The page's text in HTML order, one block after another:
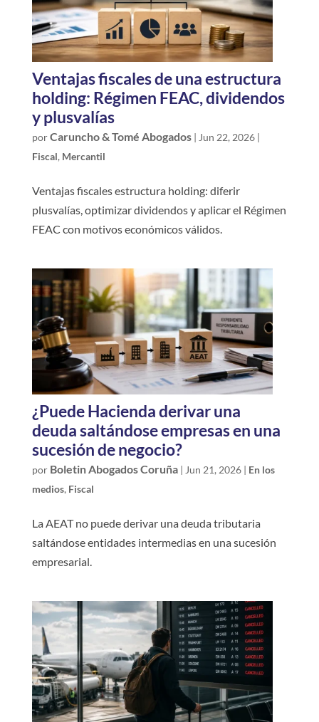
Ventajas fiscales de una estructura
holding: Régimen FEAC, dividendos
y plusvalías
porCaruncho & Tomé Abogados| Jun 22, 2026|
Fiscal, Mercantil
Ventajas fiscales estructura holding: diferir
plusvalías, optimizar dividendos y aplicar el Régimen
FEAC con motivos económicos válidos.
¿Puede Hacienda derivar una
deuda saltándose empresas en una
sucesión de negocio?
por Boletin Abogados Coruña| Jun 21, 2026| En los
medios, Fiscal
La AEAT no puede derivar una deuda tributaria
saltándose entidades intermedias en una sucesión
empresarial.